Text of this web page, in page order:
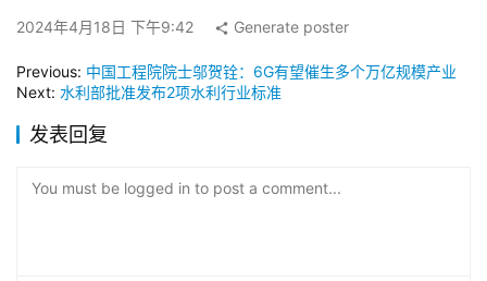
2024年4月18日 下午9:42 Generate poster
Previous: 中国工程院院士邬贺铨：6G有望催生多个万亿规模产业
Next: 水利部批准发布2项水利行业标准
发表回复
You must be logged in to post a comment...